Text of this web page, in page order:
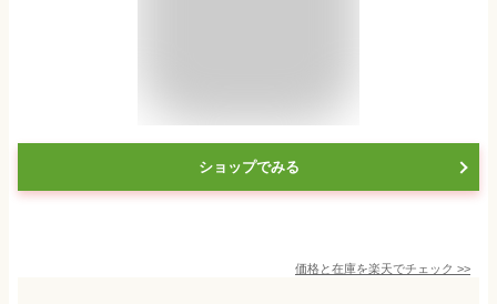
ショップでみる
価格と在庫を楽天でチェック >>